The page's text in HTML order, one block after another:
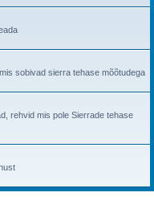
sobivad sierra tehase mõõtudega
rehvid mis pole Sierrade tehase